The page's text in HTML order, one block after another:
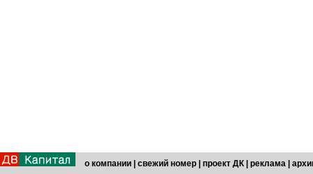
о компании свежий номер проект ДК реклама